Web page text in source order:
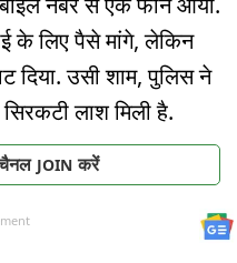
के लिए पैसे मांगे, लेकिन
दिया. उसी शाम, पुलिस ने
लाश मिली है.
JOIN करें